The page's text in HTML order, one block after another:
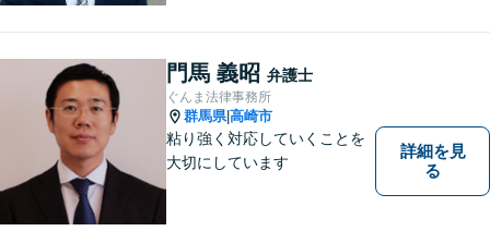
門馬 義昭 弁護士
ぐんま法律事務所
群馬県|高崎市
粘り強く対応していくことを
大切にしています
詳細を見
る